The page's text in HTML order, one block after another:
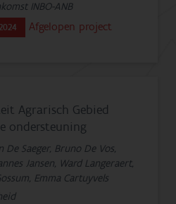
INBO-ANB
Afgelopen project
Agrarisch Gebied
ondersteuning
De Saeger, Bruno De Vos,
Jansen, Ward Langeraert,
Emma Cartuyvels